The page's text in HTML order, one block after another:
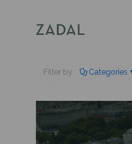
Filter by Categories